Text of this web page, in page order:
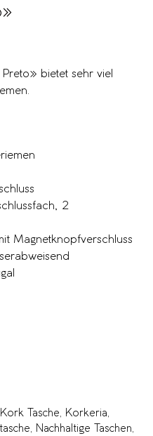
bietet sehr viel
2
Magnetknopfverschluss
Kork Tasche, Korkeria,
, Nachhaltige Taschen,